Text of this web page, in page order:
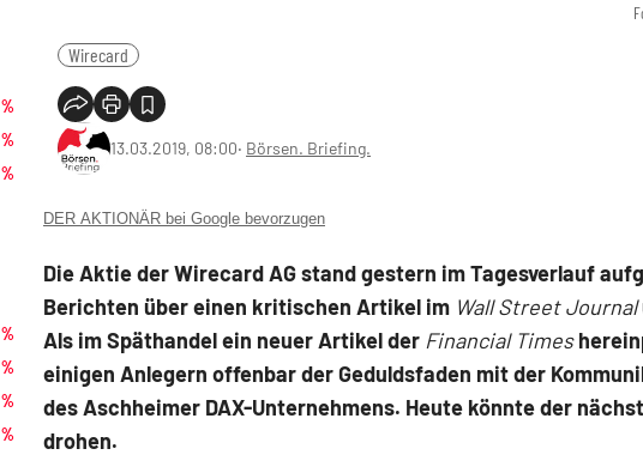
Wirecard
13.03.2019, 08:00‧ Börsen. Briefing.
DER AKTIONÄR bei Google bevorzugen
Die Aktie der Wirecard AG stand gestern im Tagesverlauf
Berichten über einen kritischen Artikel im Wall Street Journal
Als im Späthandel ein neuer Artikel der Financial Times
einigen Anlegern offenbar der Geduldsfaden mit der
des Aschheimer DAX-Unternehmens. Heute könnte der
drohen.
%
%
%
%
%
%
%